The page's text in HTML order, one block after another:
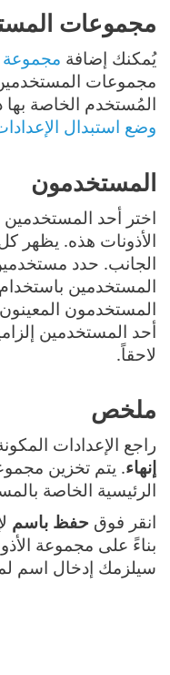
مجموعات
يُمكنك إضافة
مجموعات
المُستخدم الخاصة
وضع استبدال
المستخدمون
اختر أحد
الأذونات هذه. يظهر
الجانب. حدد
المستخدمين
المستخدمون المعينون
أحد المستخدمين
لاحقاً.
ملخص
راجع الإعدادات
إنهاء. يتم تخزين
الرئيسية الخاصة
انقر فوق حفظ باسم
بناءً على مجموعة
سيلزمك إدخال اسم